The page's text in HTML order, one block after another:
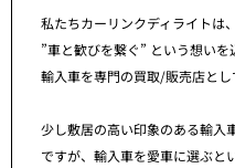
私たちカーリンクディライトは、
”車と歓びを繋ぐ” という想いを
輸入車を専門の買取/販売店とし
少し敷居の高い印象のある輸入
ですが、輸入車を愛車に選ぶと